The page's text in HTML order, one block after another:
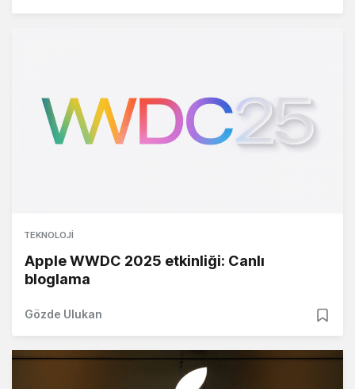
TEKNOLOJI
Apple WWDC 2025 etkinliği: Canlı
bloglama
Gözde Ulukan